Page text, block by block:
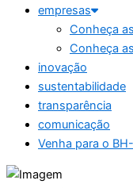
empresas
Conheça
Conheça
inovação
sustentabilidade
transparência
comunicação
Venha para o